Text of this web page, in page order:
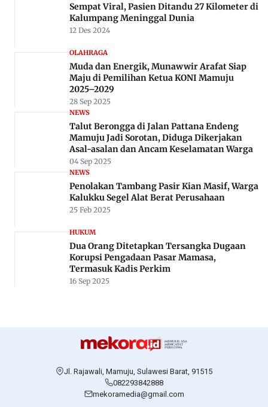
Sempat Viral, Pasien Ditandu 27 Kilometer di
Kalumpang Meninggal Dunia
12 Des 2024
OLAHRAGA
Muda dan Energik, Munawwir Arafat Siap
Maju di Pemilihan Ketua KONI Mamuju
2025–2029
28 Sep 2025
NEWS
Talut Berongga di Jalan Pattana Endeng
Mamuju Jadi Sorotan, Diduga Dikerjakan
Asal-asalan dan Ancam Keselamatan Warga
04 Sep 2025
NEWS
Penolakan Tambang Pasir Kian Masif, Warga
Kalukku Segel Alat Berat Perusahaan
25 Feb 2025
HUKUM
Dua Orang Ditetapkan Tersangka Dugaan
Korupsi Pengadaan Pasar Mamasa,
Termasuk Kadis Perkim
16 Sep 2025
Jl. Rajawali, Mamuju, Sulawesi Barat, 91515
082293842888
mekoramedia@gmail.com